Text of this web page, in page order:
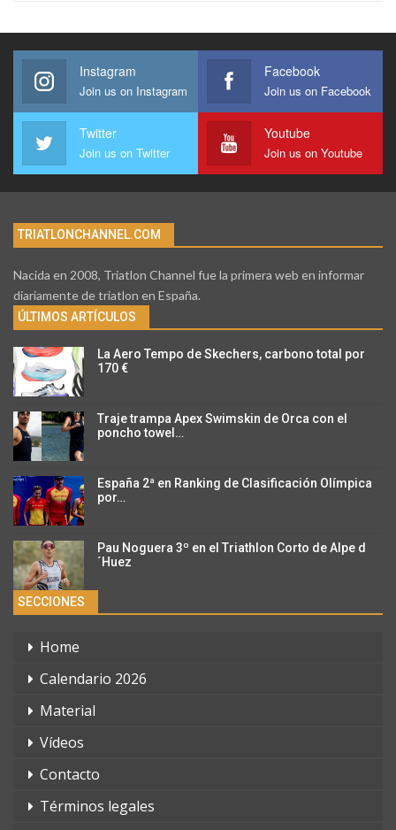
Instagram
Join us on Instagram
Facebook
Join us on Facebook
Twitter
Join us on Twitter
Youtube
Join us on Youtube
TRIATLONCHANNEL.COM
Nacida en 2008, Triatlon Channel fue la primera web en informar
diariamente de triatlon en España.
ÚLTIMOS ARTÍCULOS
La Aero Tempo de Skechers, carbono total por
170 €
Traje trampa Apex Swimskin de Orca con el
poncho towel…
España 2ª en Ranking de Clasificación Olímpica
por…
Pau Noguera 3º en el Triathlon Corto de Alpe d
´Huez
SECCIONES
Home
Calendario 2026
Material
Vídeos
Contacto
Términos legales